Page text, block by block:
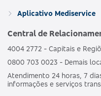
Aplicativo Mediservice
Central de
4004 2772 - Capitais e
0800 703 0023 - Demais
Atendimento 24 horas, 7
informações e serviços